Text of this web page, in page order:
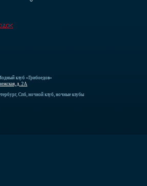
клуб «Грибоедов»
д. 2А
Спб, ночной клуб, ночные клубы